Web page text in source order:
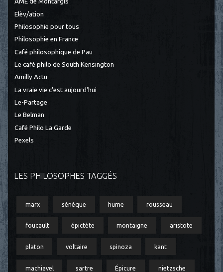
Elèv/ation
Philosophie pour tous
Philosophie en France
Café philosophique de Pau
Le café philo de South Kensington
Amilly Actu
La vraie vie c'est aujourd'hui
Le-Partage
Le Belman
Café Philo La Garde
Pexels
LES PHILOSOPHES TAGGÉS
marx sénèque hume rousseau
foucault épictète montaigne aristote
platon voltaire spinoza kant
machiavel sartre Épicure nietzsche